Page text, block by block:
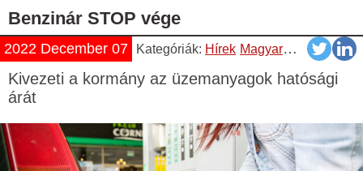
Benzinár STOP vége
2022 December 07 Kategóriák: Hírek Magyar Üzemanyag
Kivezeti a kormány az üzemanyagok hatósági
árát